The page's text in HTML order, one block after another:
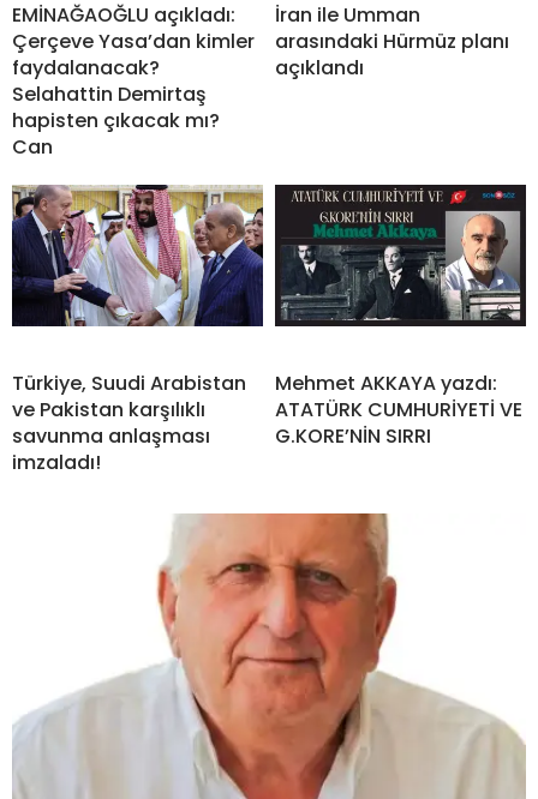
EMİNAĞAOĞLU açıkladı:
Çerçeve Yasa’dan kimler
faydalanacak?
Selahattin Demirtaş
hapisten çıkacak mı?
Can
İran ile Umman
arasındaki Hürmüz planı
açıklandı
Türkiye, Suudi Arabistan
ve Pakistan karşılıklı
savunma anlaşması
imzaladı!
Mehmet AKKAYA yazdı:
ATATÜRK CUMHURİYETİ VE
G.KORE’NİN SIRRI